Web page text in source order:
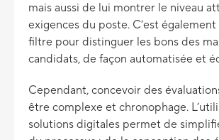
mais aussi de lui montrer le niveau
exigences du poste. C’est
filtre pour distinguer les bons des
candidats, de façon automatisée et
Cependant, concevoir des
être complexe et chronophage.
solutions digitales permet de